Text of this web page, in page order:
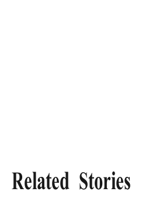
Related Stories